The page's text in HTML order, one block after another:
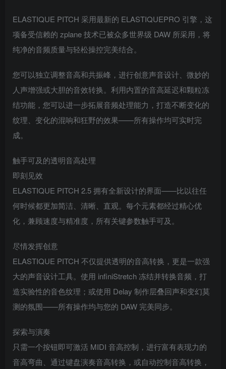
ELASTIQUE PITCH 采用最新的 ELASTIQUEPRO 引擎，这
项备受信赖的 zplane 技术已被众多世界级 DAW 所采用，将
纯净的音频质量与轻松操控完美结合。
您可以独立调整音高和共振峰，进行创意声音设计、微妙的
人声增强或大胆的音效转换。利用内置的音高延迟和颗粒冻
结功能，您可以进一步拓展音频处理能力，打造不断变化的
纹理、变化的混响和狂野的效果——所有操作均可实时完
成。
触手可及的透明音高处理
即刻见效
ELASTIQUE PITCH 2.5 拥有全新设计的界面——比以往任
何时候都更加简洁、清晰、直观。每个元素都经过精心优
化，兼顾速度与精准度，所有关键参数触手可及。
尽情发挥创意
ELASTIQUE PITCH 不仅提供透明的音高转换，更是一款强
大的声音设计工具。使用 infiniStretch 冻结并转换音频，打
造实验性的音色纹理；或使用 Delay 制作层叠回声和变幻莫
测的氛围——所有操作均与您的 DAW 完美同步。
探索与演奏
只需一个按钮即可激活 MIDI 音高控制，进行富有表现力的
音高弯曲、通过键盘演奏音高转换，或自动控制音高转换，